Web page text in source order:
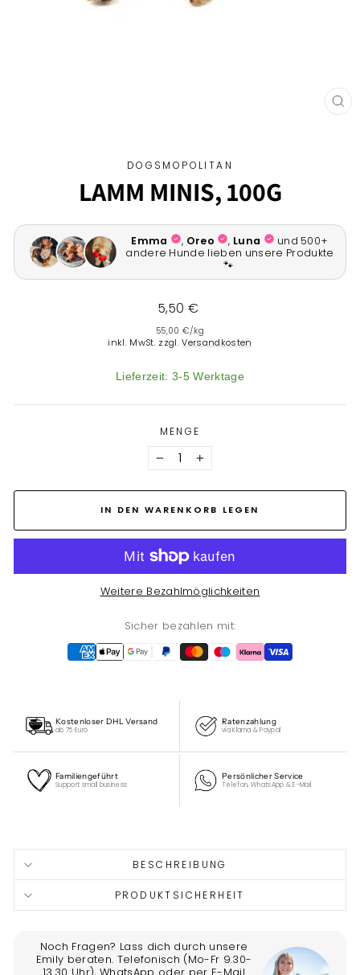
DOGSMOPOLITAN
LAMM MINIS, 100G
Normaler
5,50 €
55,00 €/kg
inkl. MwSt. zzgl.Versandkosten
Lieferzeit: 3-5 Werktage
MENGE
− +
IN DEN WARENKORB LEGEN
Weitere Bezahlmöglichkeiten
Sicher bezahlen mit:
Kostenloser DHL Versand
ab 75 Euro
Ratenzahlung
via Klarna & Paypal
Familiengeführt
Support small business
Persönlicher Service
Telefon, WhatsApp & E-Mail
input
BESCHREIBUNG
PRODUKTSICHERHEIT